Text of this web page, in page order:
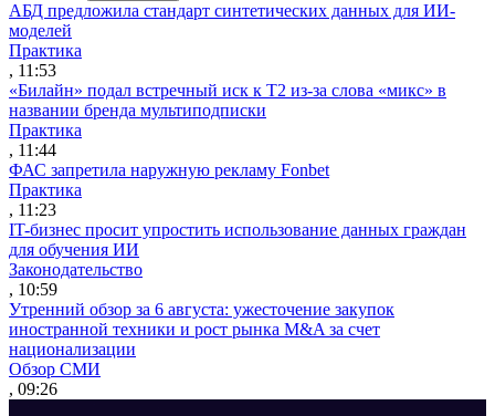
АБД предложила стандарт синтетических данных для ИИ-
моделей
Практика
, 11:53
«Билайн» подал встречный иск к Т2 из-за слова «микс» в
названии бренда мультиподписки
Практика
, 11:44
ФАС запретила наружную рекламу Fonbet
Практика
, 11:23
IT-бизнес просит упростить использование данных граждан
для обучения ИИ
Законодательство
, 10:59
Утренний обзор за 6 августа: ужесточение закупок
иностранной техники и рост рынка M&A за счет
национализации
Обзор СМИ
, 09:26